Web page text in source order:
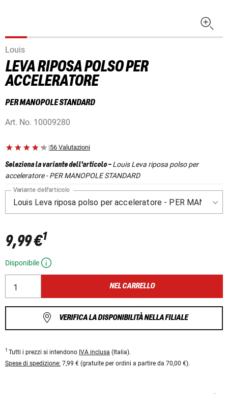
Louis
LEVA RIPOSA POLSO PER
ACCELERATORE
PER MANOPOLE STANDARD
Art. No. 10009280
|56 Valutazioni
Seleziona la variante dell'articolo-Louis Leva riposa polso per
acceleratore - PER MANOPOLE STANDARD
Variante dell'articolo
9,99 €1
Disponibile
NEL CARRELLO
VERIFICA LA DISPONIBILITÀ NELLA FILIALE
1 Tutti i prezzi si intendono IVA inclusa (Italia).
Spese di spedizione: 7,99 € (gratuite per ordini a partire da 70,00 €).